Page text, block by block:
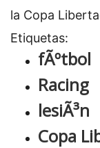
la Copa
Etiquetas:
fÃºtbol
Racing
lesiÃ³n
Copa